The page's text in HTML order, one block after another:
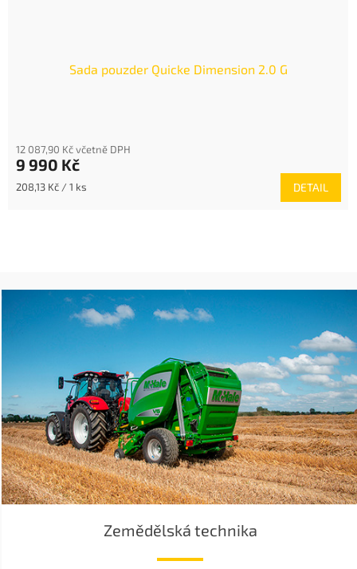
Sada pouzder Quicke Dimension 2.0 G
12 087,90 Kč včetně DPH
9 990 Kč
Měrná
208,13 Kč / 1 ks DETAIL
Zemědělská technika